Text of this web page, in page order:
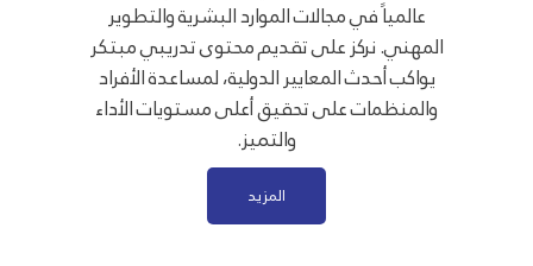
عالمياً في مجالات الموارد البشرية والتطوير
المهني. نركز على تقديم محتوى تدريبي مبتكر
يواكب أحدث المعايير الدولية، لمساعدة الأفراد
والمنظمات على تحقيق أعلى مستويات الأداء
والتميز.
المزيد